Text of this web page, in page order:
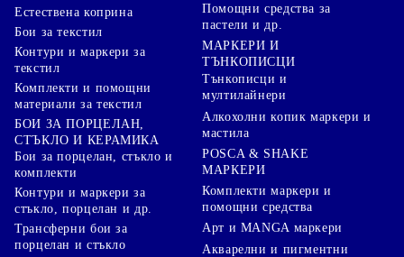
Естествена коприна
Бои за текстил
Контури и маркери за
текстил
Комплекти и помощни
материали за текстил
БОИ ЗА ПОРЦЕЛАН,
СТЪКЛО И КЕРАМИКА
Бои за порцелан, стъкло и
комплекти
Контури и маркери за
стъкло, порцелан и др.
Трансферни бои за
порцелан и стъкло
Помощни средства за
пастели и др.
МАРКЕРИ И
ТЪНКОПИСЦИ
Тънкописци и
мултилайнери
Алкохолни копик маркери и
мастила
POSCA & SHAKE
МАРКЕРИ
Комплекти маркери и
помощни средства
Арт и MANGA маркери
Акварелни и пигментни